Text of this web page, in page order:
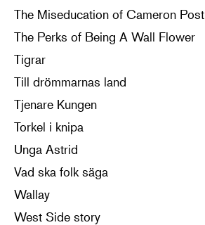
The Miseducation of Cameron Post
The Perks of Being A Wall Flower
Tigrar
Till drömmarnas land
Tjenare Kungen
Torkel i knipa
Unga Astrid
Vad ska folk säga
Wallay
West Side story